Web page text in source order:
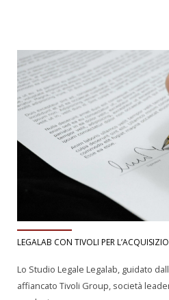
LEGALAB CON TIVOLI PER
Lo Studio Legale Legalab, guidato
affiancato Tivoli Group, società